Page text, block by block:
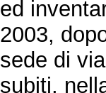
ed
2003,
sede di
subiti,